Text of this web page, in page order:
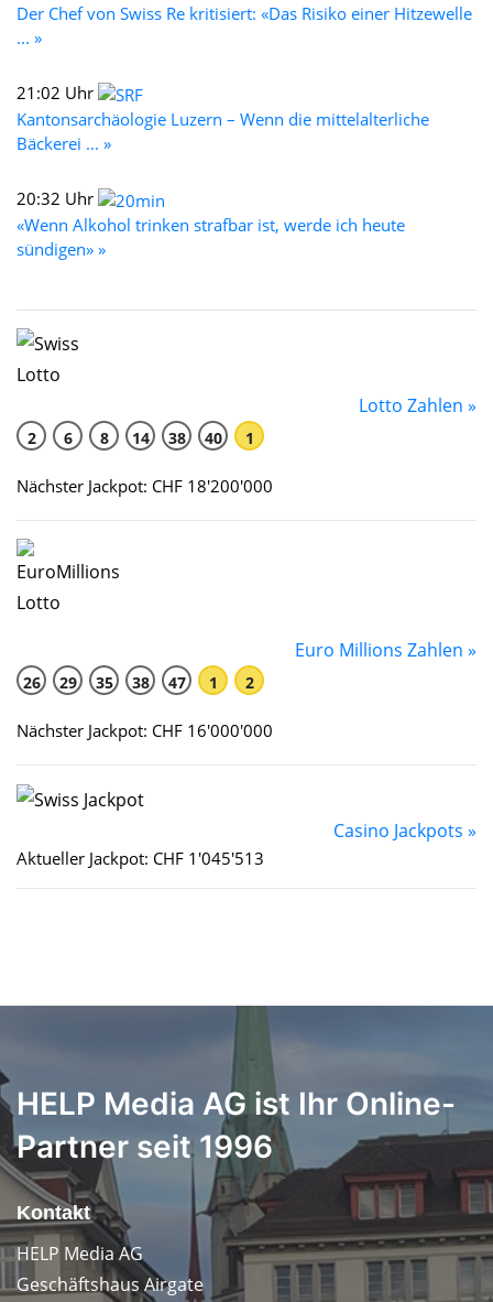
Der Chef von Swiss Re kritisiert: «Das Risiko einer Hitzewelle
... »
21:02 Uhr
Kantonsarchäologie Luzern – Wenn die mittelalterliche
Bäckerei ... »
20:32 Uhr
«Wenn Alkohol trinken strafbar ist, werde ich heute
sündigen» »
Lotto Zahlen »
2 6 8 14 38 40 1
Nächster Jackpot: CHF 18'200'000
Euro Millions Zahlen »
26 29 35 38 47 1 2
Nächster Jackpot: CHF 16'000'000
Casino Jackpots »
Aktueller Jackpot: CHF 1'045'513
HELP Media AG ist Ihr Online-
Partner seit 1996
Kontakt
HELP Media AG
Geschäftshaus Airgate